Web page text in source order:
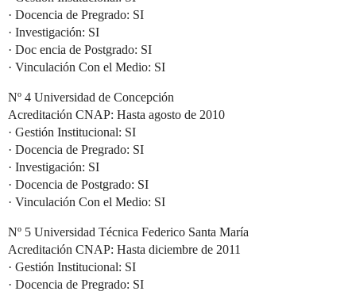
· Docencia de Pregrado: SI
· Investigación: SI
· Doc encia de Postgrado: SI
· Vinculación Con el Medio: SI
Nº 4 Universidad de Concepción
Acreditación CNAP: Hasta agosto de 2010
· Gestión Institucional: SI
· Docencia de Pregrado: SI
· Investigación: SI
· Docencia de Postgrado: SI
· Vinculación Con el Medio: SI
Nº 5 Universidad Técnica Federico Santa María
Acreditación CNAP: Hasta diciembre de 2011
· Gestión Institucional: SI
· Docencia de Pregrado: SI